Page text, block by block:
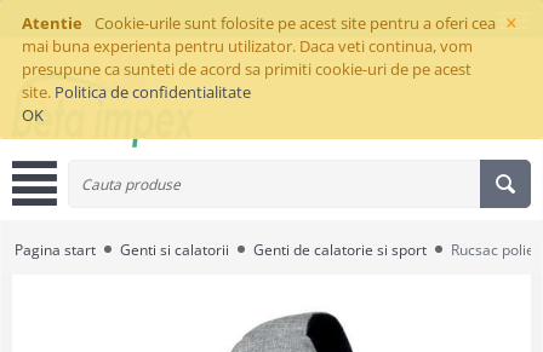
×
Atentie
Cookie-urile sunt folosite pe acest site pentru a oferi cea
mai buna experienta pentru utilizator. Daca veti continua, vom
presupune ca sunteti de acord sa primiti cookie-uri de pe acest
site. Politica de confidentialitate
OK
Pagina start Genti si calatorii Genti de calatorie si sport Rucsac